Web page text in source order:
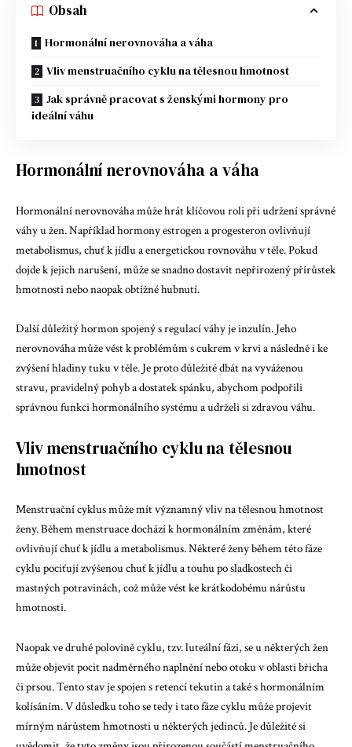
Obsah
Hormonální nerovnováha a váha
Vliv menstruačního cyklu na tělesnou hmotnost
Jak správně pracovat s ženskými hormony pro
ideální váhu
Hormonální nerovnováha a váha
Hormonální nerovnováha může hrát klíčovou roli při udržení správné
váhy u žen. Například hormony estrogen a progesteron ovlivňují
metabolismus, chuť k jídlu a energetickou rovnováhu v těle. Pokud
dojde k jejich narušení, může se snadno dostavit nepřirozený přírůstek
hmotnosti nebo naopak obtížné hubnutí.
Další důležitý hormon spojený s regulací váhy je inzulín. Jeho
nerovnováha může vést k problémům s cukrem v krvi a následně i ke
zvýšení hladiny tuku v těle. Je proto důležité dbát na vyváženou
stravu, pravidelný pohyb a dostatek spánku, abychom podpořili
správnou funkci hormonálního systému a udrželi si zdravou váhu.
Vliv menstruačního cyklu na tělesnou
hmotnost
Menstruační cyklus může mít významný vliv na tělesnou hmotnost
ženy. Během menstruace dochází k hormonálním změnám, které
ovlivňují chuť k jídlu a metabolismus. Některé ženy během této fáze
cyklu pociťují zvýšenou chuť k jídlu a touhu po sladkostech či
mastných potravinách, což může vést ke krátkodobému nárůstu
hmotnosti.
Naopak ve druhé polovině cyklu, tzv. luteální fázi, se u některých žen
může objevit pocit nadměrného naplnění nebo otoku v oblasti břicha
či prsou. Tento stav je spojen s retencí tekutin a také s hormonálním
kolísáním. V důsledku toho se tedy i tato fáze cyklu může projevit
mírným nárůstem hmotnosti u některých jedinců. Je důležité si